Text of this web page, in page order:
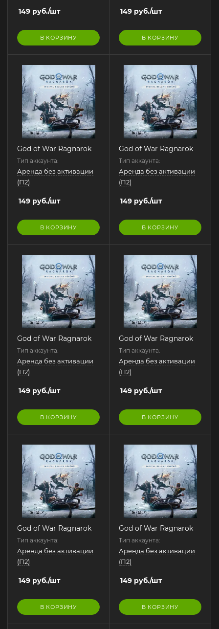
149 руб./шт
В КОРЗИНУ
149 руб./шт
В КОРЗИНУ
God of War Ragnarok
Тип аккаунта:
Аренда без активации
(П2)
149 руб./шт
В КОРЗИНУ
God of War Ragnarok
Тип аккаунта:
Аренда без активации
(П2)
149 руб./шт
В КОРЗИНУ
God of War Ragnarok
Тип аккаунта:
Аренда без активации
(П2)
149 руб./шт
В КОРЗИНУ
God of War Ragnarok
Тип аккаунта:
Аренда без активации
(П2)
149 руб./шт
В КОРЗИНУ
God of War Ragnarok
Тип аккаунта:
Аренда без активации
(П2)
149 руб./шт
В КОРЗИНУ
God of War Ragnarok
Тип аккаунта:
Аренда без активации
(П2)
149 руб./шт
В КОРЗИНУ